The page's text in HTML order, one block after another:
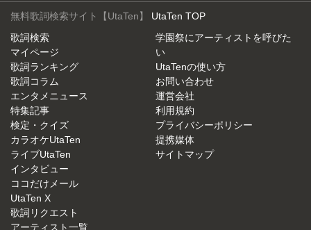
無料歌詞検索サイト【UtaTen】 UtaTen TOP
歌詞検索
マイページ
歌詞ランキング
歌詞コラム
エンタメニュース
特集記事
検定・クイズ
カラオケUtaTen
ライブUtaTen
インタビュー
ココだけメール
UtaTen X
歌詞リクエスト
アーティスト一覧
学園祭にアーティストを呼びた
い
UtaTenの使い方
お問い合わせ
運営会社
利用規約
プライバシーポリシー
提携媒体
サイトマップ